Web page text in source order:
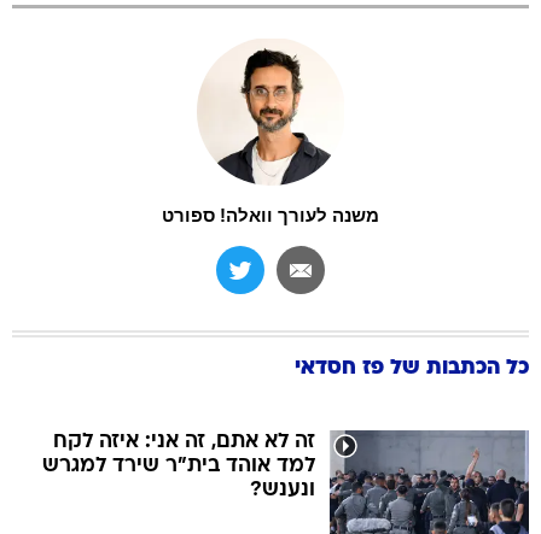
משנה לעורך וואלה! ספורט
כל הכתבות של פז חסדאי
זה לא אתם, זה אני: איזה לקח
למד אוהד בית"ר שירד למגרש
ונענש?